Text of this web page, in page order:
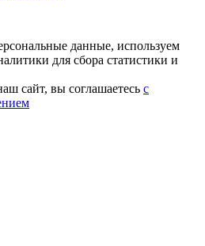
данные, используем
для сбора статистики и
сайт, вы соглашаетесь с